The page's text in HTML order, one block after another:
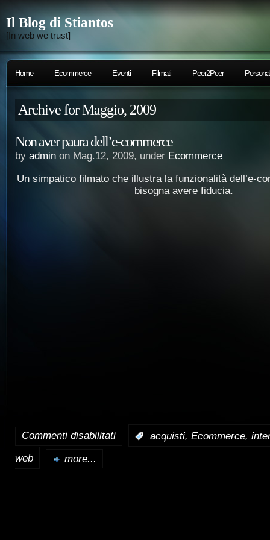
Il Blog di Stiantos
[In web we trust]
Home Ecommerce Eventi Filmati Peer2Peer
Archive for Maggio, 2009
Non aver paura dell’e-commerce
by admin on Mag.12, 2009, under Ecommerce
Un simpatico filmato che illustra la funzionalità dell’e-
bisogna avere fiducia.
Commenti disabilitatisu acquisti, Ecommerce,
web
more...